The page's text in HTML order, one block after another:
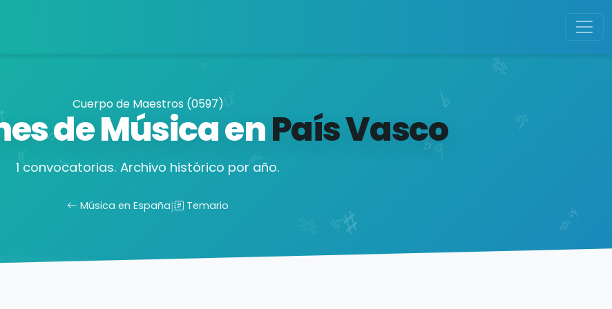
Cuerpo de Maestros (0597)
de Música enPaís Vasco
1 convocatorias. Archivo histórico por año.
Música en España| Temario